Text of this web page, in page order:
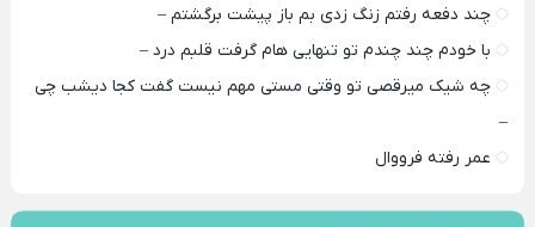
چند دفعه رفتم زنگ زدی بم باز پیشت برگشتم –
با خودم چند چندم تو تنهایی هام گرفت قلبم درد –
چه شیک میرقصی تو وقتی مستی مهم نیست گفت کجا دیشب چی
–
عمر رفته فرووال